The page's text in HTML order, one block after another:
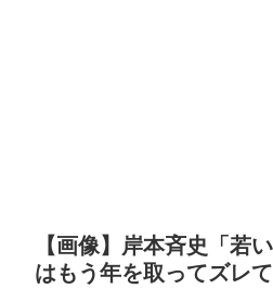
【画像】岸本斉史「若
はもう年を取ってズレて